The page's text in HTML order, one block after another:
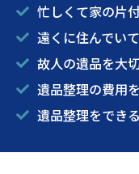
忙しくて家の片
遠くに住んでい
故人の遺品を大
遺品整理の費用
遺品整理をでき